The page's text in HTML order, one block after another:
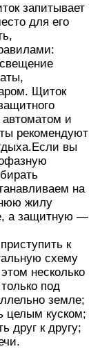
запитывает
для его
Щиток
и
рекомендуют
вы
на
жилу
а защитную —
к
схему
несколько
под
земле;
целым куском;
друг к другу;